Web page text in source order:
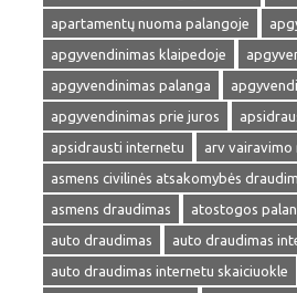
apartamentų nuoma palangoje
apgyvendinimas klaipedoje
apgyvendinimas palanga
apgyvendinimas prie juros
apsidrausti internetu
arv vairavimo
asmens civilinės atsakomybės
asmens draudimas
atostogos
auto draudimas
auto draudimas
auto draudimas internetu skaiciuokle